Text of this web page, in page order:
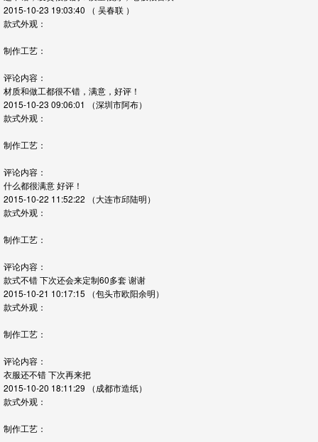
2015-10-23 19:03:40
（ 吴春联 ）
款式外观：
制作工艺：
评论内容：
材质和做工都很不错，满意，好评！
2015-10-23 09:06:01
（深圳市阿布）
款式外观：
制作工艺：
评论内容：
什么都很满意 好评！
2015-10-22 11:52:22
（大连市邱陆明）
款式外观：
制作工艺：
评论内容：
款式不错 下次还会来定制60多套 谢谢
2015-10-21 10:17:15
（包头市欧阳余明）
款式外观：
制作工艺：
评论内容：
衣服还不错 下次再来把
2015-10-20 18:11:29
（成都市造纸）
款式外观：
制作工艺：